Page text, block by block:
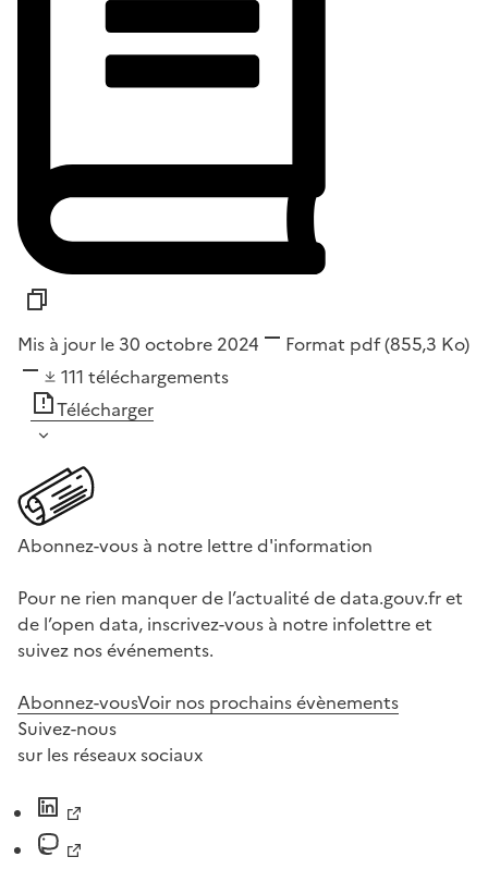
Mis à jour le 30 octobre 2024 Format pdf(855,3 Ko)
111 téléchargements
Télécharger
Abonnez-vous à notre lettre d'information
Pour ne rien manquer de l’actualité de data.gouv.fr et
de l’open data, inscrivez-vous à notre infolettre et
suivez nos événements.
Abonnez-vousVoir nos prochains évènements
Suivez-nous
sur les réseaux sociaux